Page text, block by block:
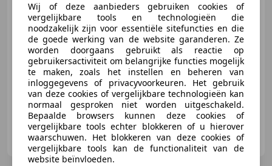
€ 79.914
04/1970 90.700 km Benzine 81 kW (110 PK)
ABM Classics
NL-3222 CN HELLEVOETSLUIS
Wij of deze aanbieders gebruiken cookies of
vergelijkbare tools en technologieën die
noodzakelijk zijn voor essentiële sitefuncties en die
de goede werking van de website garanderen. Ze
worden doorgaans gebruikt als reactie op
gebruikersactiviteit om belangrijke functies mogelijk
te maken, zoals het instellen en beheren van
inloggegevens of privacyvoorkeuren. Het gebruik
van deze cookies of vergelijkbare technologieën kan
normaal gesproken niet worden uitgeschakeld.
Bepaalde browsers kunnen deze cookies of
vergelijkbare tools echter blokkeren of u hierover
waarschuwen. Het blokkeren van deze cookies of
vergelijkbare tools kan de functionaliteit van de
website beïnvloeden.